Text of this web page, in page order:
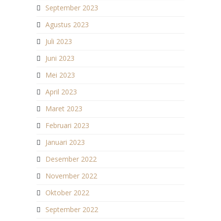
September 2023
Agustus 2023
Juli 2023
Juni 2023
Mei 2023
April 2023
Maret 2023
Februari 2023
Januari 2023
Desember 2022
November 2022
Oktober 2022
September 2022